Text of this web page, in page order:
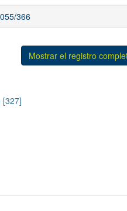
366
Mostrar el registro
[327]